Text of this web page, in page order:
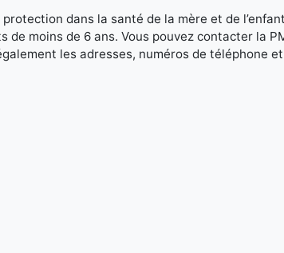
dans la santé de la mère et de
moins de 6 ans. Vous pouvez contacter la
les adresses, numéros de téléphone